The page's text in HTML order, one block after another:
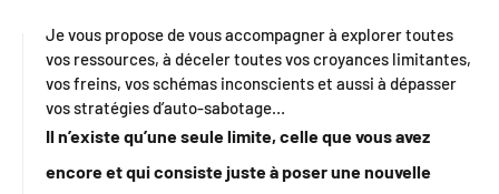
Je vous propose de vous accompagner à explorer toutes
vos ressources, à déceler toutes vos croyances limitantes,
vos freins, vos schémas inconscients et aussi à dépasser
vos stratégies d’auto-sabotage…
Il n’existe qu’une seule limite, celle que vous avez
encore et qui consiste juste à poser une nouvelle